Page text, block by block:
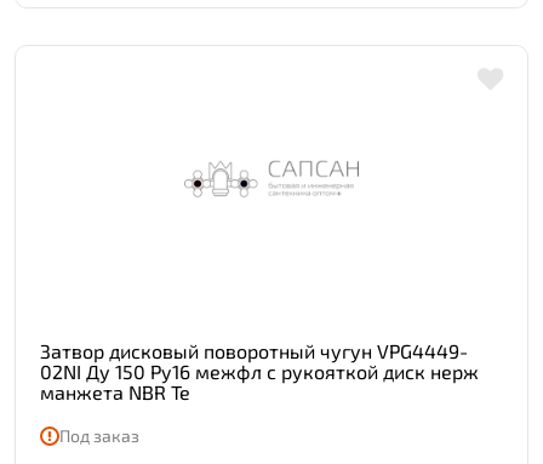
Затвор дисковый поворотный чугун VPG4449-
02NI Ду 150 Ру16 межфл с рукояткой диск нерж
манжета NBR Te
Под заказ